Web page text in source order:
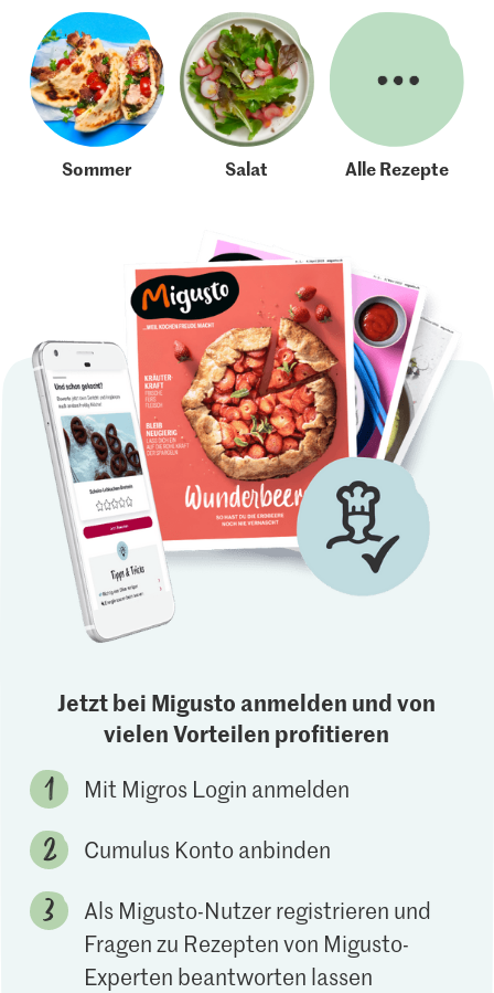
Sommer Salat Alle Rezepte
Jetzt bei Migusto anmelden und von
vielen Vorteilen profitieren
Mit Migros Login anmelden
Cumulus Konto anbinden
Als Migusto-Nutzer registrieren und
Fragen zu Rezepten von Migusto-
Experten beantworten lassen